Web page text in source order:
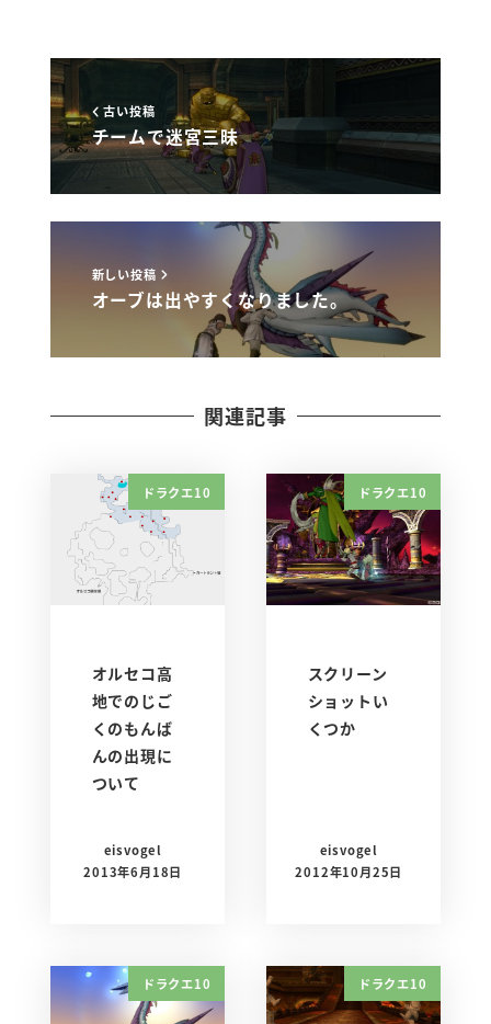
古い投稿
チームで迷宮三昧
新しい投稿
オーブは出やすくなりました。
関連記事
ドラクエ10
オルセコ高
地でのじご
くのもんば
んの出現に
ついて
eisvogel
2013年6月18日
ドラクエ10
スクリーン
ショットい
くつか
eisvogel
2012年10月25日
ドラクエ10 ドラクエ10